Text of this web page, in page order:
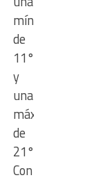
mínima
de
11°
y
una
máxima
de
21°.
Con